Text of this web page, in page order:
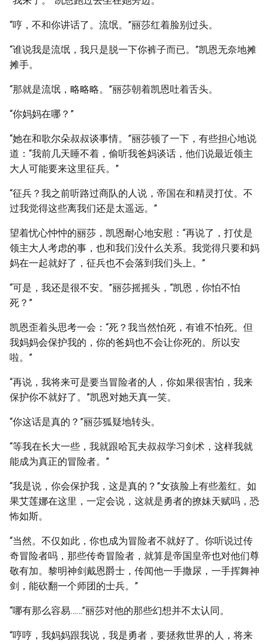
“哼，不和你讲话了。流氓。”丽莎红着脸别过头。
“谁说我是流氓，我只是脱一下你裤子而已。”凯恩无奈地摊
摊手。
“那就是流氓，略略略。”丽莎朝着凯恩吐着舌头。
“你妈妈在哪？”
“她在和歌尔朵叔叔谈事情。”丽莎顿了一下，有些担心地说
道：“我前几天睡不着，偷听我爸妈谈话，他们说最近领主
大人可能要来这里征兵。”
“征兵？我之前听路过商队的人说，帝国在和精灵打仗。不
过我觉得这些离我们还是太遥远。”
望着忧心忡忡的丽莎，凯恩耐心地安慰：“再说了，打仗是
领主大人考虑的事，也和我们没什么关系。我觉得只要和妈
妈在一起就好了，征兵也不会落到我们头上。”
“可是，我还是很不安。”丽莎摇摇头，“凯恩，你怕不怕
死？”
凯恩歪着头思考一会：“死？我当然怕死，有谁不怕死。但
我妈妈会保护我的，你的爸妈也不会让你死的。所以安
啦。”
“再说，我将来可是要当冒险者的人，你如果很害怕，我来
保护你不就好了。”凯恩对她天真一笑。
“你这话是真的？”丽莎狐疑地转头。
“等我在长大一些，我就跟哈瓦夫叔叔学习剑术，这样我就
能成为真正的冒险者。”
“我是说，你会保护我，这是真的？”女孩脸上有些羞红。如
果艾莲娜在这里，一定会说，这就是勇者的撩妹天赋吗，恐
怖如斯。
“当然。不仅如此，你也成为冒险者不就好了。你听说过传
奇冒险者吗，那些传奇冒险者，就算是帝国皇帝也对他们尊
敬有加。黎明神剑戴恩爵士，传闻他一手撒尿，一手挥舞神
剑，能砍翻一个师团的士兵。”
“哪有那么容易……”丽莎对他的那些幻想并不太认同。
“哼哼，我妈妈跟我说，我是勇者，要拯救世界的人，将来